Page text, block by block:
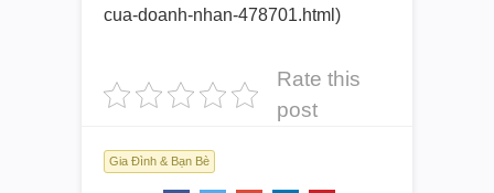
cua-doanh-nhan-478701.html)
Rate this
post
Gia Đình & Bạn Bè